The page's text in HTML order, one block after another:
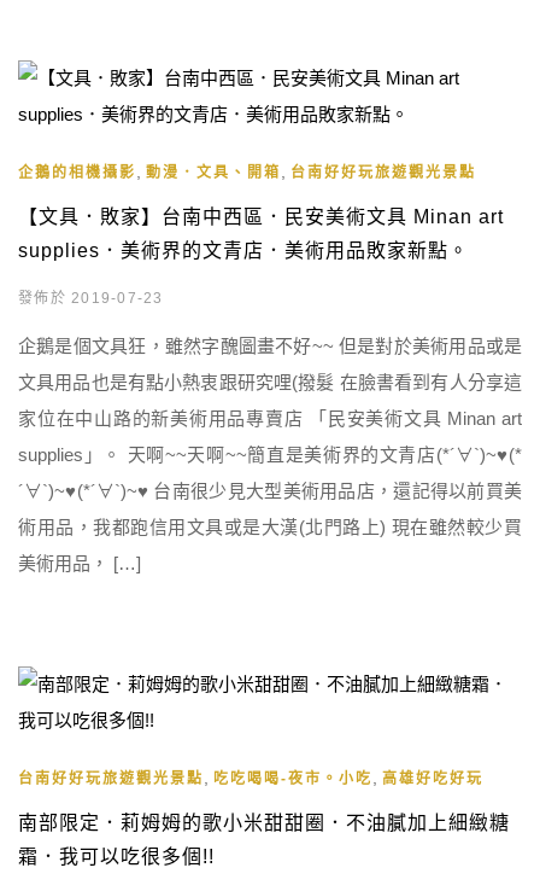
企鵝的相機攝影 動漫．文具、開箱 台南好好玩旅遊觀光景點
【文具．敗家】台南中西區．民安美術文具 Minan art
supplies．美術界的文青店．美術用品敗家新點。
發佈於 2019-07-23
企鵝是個文具狂，雖然字醜圖畫不好~~ 但是對於美術用品或是
文具用品也是有點小熱衷跟研究哩(撥髮 在臉書看到有人分享這
家位在中山路的新美術用品專賣店 「民安美術文具 Minan art
supplies」。 天啊~~天啊~~簡直是美術界的文青店(*´∀`)~♥(*
´∀`)~♥(*´∀`)~♥ 台南很少見大型美術用品店，還記得以前買美
術用品，我都跑信用文具或是大漢(北門路上) 現在雖然較少買
美術用品， […]
台南好好玩旅遊觀光景點 吃吃喝喝-夜市。小吃 高雄好吃好玩
南部限定．莉姆姆的歌小米甜甜圈．不油膩加上細緻糖
霜．我可以吃很多個!!